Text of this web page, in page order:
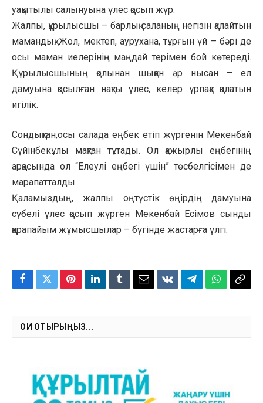
уақытылы салынуына үлес қосып жүр.
Жалпы, құрылысшы – барлық саланың негізін қалайтын
мамандық. Жол, мектеп, аурухана, тұрғын үй – бәрі де
осы маман иелерінің маңдай терімен бой көтереді.
Құрылысшының қолынан шыққан әр нысан – ел
дамуына қосылған нақты үлес, келер ұрпаққа қалатын
игілік.
Сондықтан,осы салада еңбек етіп жүргенін Мекенбай
Сүйінбекұлы мақтан тұтады. Ол қажырлы еңбегінің
арқасында ол “Елеулі еңбегі үшін” төсбелгісімен де
марапатталды.
Қаламыздың, жалпы оңтүстік өңірдің дамуына
сүбелі үлес қосып жүрген Мекенбай Есімов сынды
қарапайым жұмысшылар – бүгінде жастарға үлгі.
Facebook
TwitterPinterestLinkedInTumblrEmailVKontakte
TelegramWhatsApp
Copy
ОҚИ ОТЫРЫҢЫЗ...